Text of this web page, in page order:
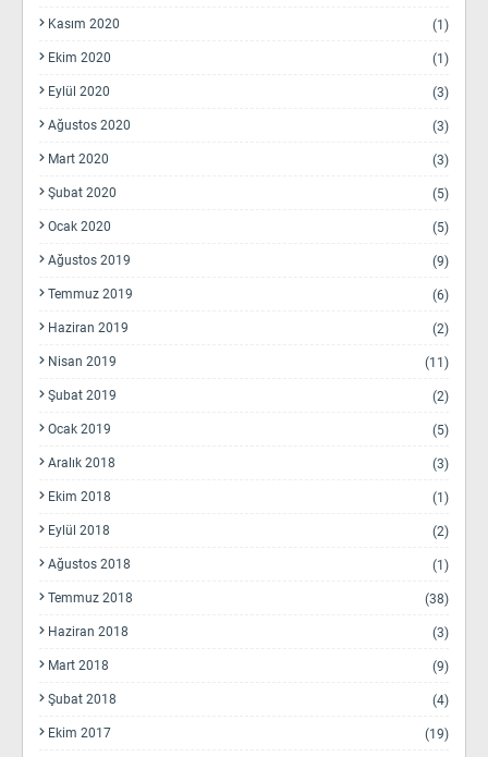
Kasım 2020 (1)
Ekim 2020 (1)
Eylül 2020 (3)
Ağustos 2020 (3)
Mart 2020 (3)
Şubat 2020 (5)
Ocak 2020 (5)
Ağustos 2019 (9)
Temmuz 2019 (6)
Haziran 2019 (2)
Nisan 2019 (11)
Şubat 2019 (2)
Ocak 2019 (5)
Aralık 2018 (3)
Ekim 2018 (1)
Eylül 2018 (2)
Ağustos 2018 (1)
Temmuz 2018 (38)
Haziran 2018 (3)
Mart 2018 (9)
Şubat 2018 (4)
Ekim 2017 (19)